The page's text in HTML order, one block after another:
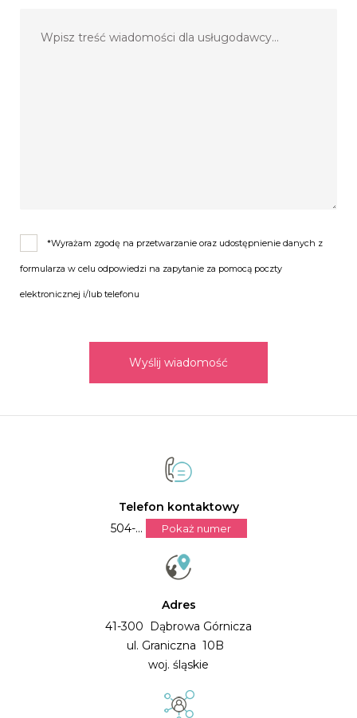
*Wyrażam zgodę na przetwarzanie oraz udostępnienie danych z
formularza w celu odpowiedzi na zapytanie za pomocą poczty
elektronicznej i/lub telefonu
Wyślij wiadomość
Telefon kontaktowy
504-...
Pokaż numer
Adres
41-300 Dąbrowa Górnicza
ul. Graniczna 10B
woj. śląskie